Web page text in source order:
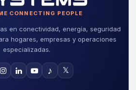
CONNECTING PEOPLE
en conectividad, energía, seguridad
hogares, empresas y operaciones
especializadas.
♪ 𝕏